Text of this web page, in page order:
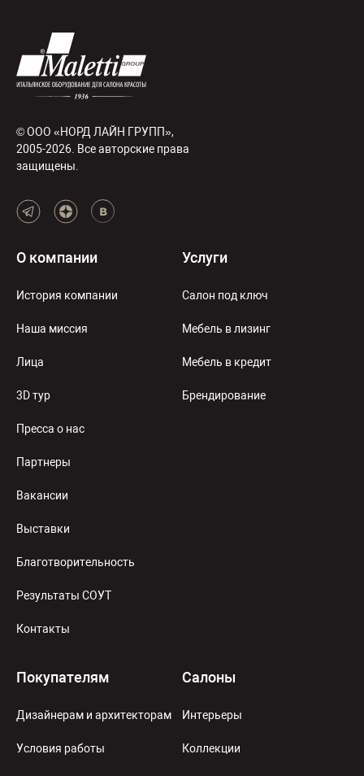
© ООО «НОРД ЛАЙН ГРУПП»,
2005-2026. Все авторские права
защищены.
О компании
История компании
Наша миссия
Лица
3D тур
Пресса о нас
Партнеры
Вакансии
Выставки
Благотворительность
Результаты СОУТ
Контакты
Услуги
Салон под ключ
Мебель в лизинг
Мебель в кредит
Брендирование
Покупателям
Дизайнерам и архитекторам
Условия работы
Салоны
Интерьеры
Коллекции